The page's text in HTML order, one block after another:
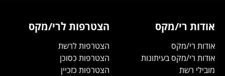
אודות רי/מקס
אודות רי/מקס
אודות רי/מקס בעיתונות
מובילי רשת
הצטרפות לרי/מקס
הצטרפות לרשת
הצטרפות כסוכן
הצטרפות כזכיין